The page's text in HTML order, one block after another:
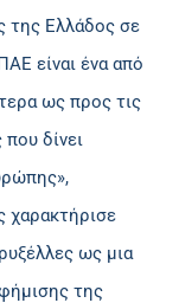
της Ελλάδος σε
είναι ένα από
ως προς τις
δίνει
χαρακτήρισε
ως μια
της